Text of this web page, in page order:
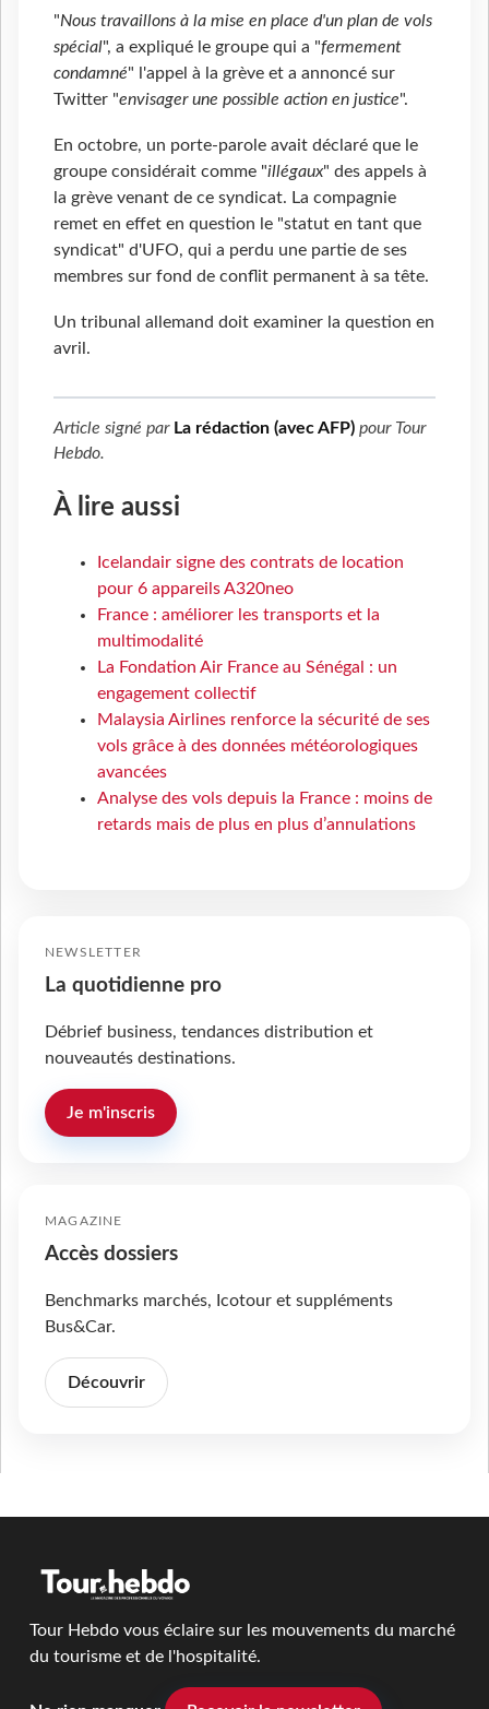
"Nous travaillons à la mise en place d'un plan de vols
spécial", a expliqué le groupe qui a "fermement
condamné" l'appel à la grève et a annoncé sur
Twitter "envisager une possible action en justice".
En octobre, un porte-parole avait déclaré que le
groupe considérait comme "illégaux" des appels à
la grève venant de ce syndicat. La compagnie
remet en effet en question le "statut en tant que
syndicat" d'UFO, qui a perdu une partie de ses
membres sur fond de conflit permanent à sa tête.
Un tribunal allemand doit examiner la question en
avril.
Article signé par La rédaction (avec AFP) pour Tour
Hebdo.
À lire aussi
Icelandair signe des contrats de location
pour 6 appareils A320neo
France : améliorer les transports et la
multimodalité
La Fondation Air France au Sénégal : un
engagement collectif
Malaysia Airlines renforce la sécurité de ses
vols grâce à des données météorologiques
avancées
Analyse des vols depuis la France : moins de
retards mais de plus en plus d’annulations
NEWSLETTER
La quotidienne pro
Débrief business, tendances distribution et
nouveautés destinations.
Je m'inscris
MAGAZINE
Accès dossiers
Benchmarks marchés, Icotour et suppléments
Bus&Car.
Découvrir
Tour Hebdo vous éclaire sur les mouvements du marché
du tourisme et de l'hospitalité.